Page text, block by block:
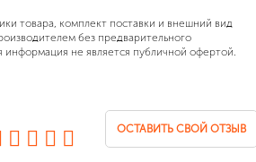
товара, комплект поставки и внешний вид
без предварительного
информация не является публичной офертой.
ОСТАВИТЬ СВОЙ ОТЗЫВ